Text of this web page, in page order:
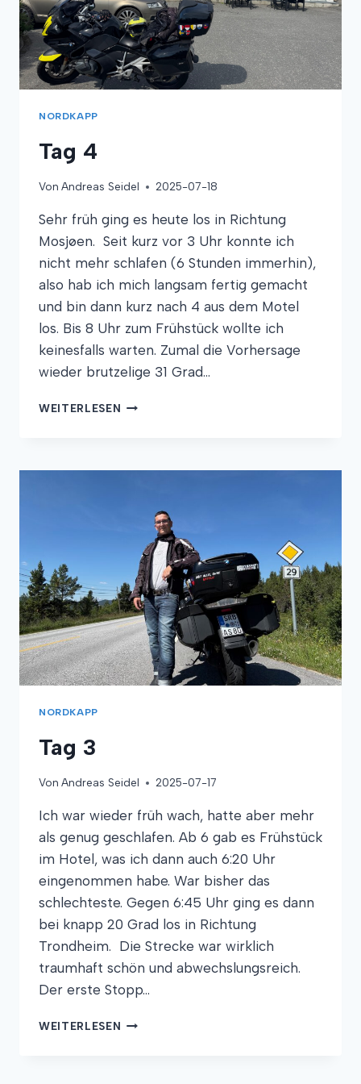
NORDKAPP
Tag 4
Von Andreas Seidel 2025-07-18
Sehr früh ging es heute los in Richtung
Mosjøen. Seit kurz vor 3 Uhr konnte ich
nicht mehr schlafen (6 Stunden immerhin),
also hab ich mich langsam fertig gemacht
und bin dann kurz nach 4 aus dem Motel
los. Bis 8 Uhr zum Frühstück wollte ich
keinesfalls warten. Zumal die Vorhersage
wieder brutzelige 31 Grad…
WEITERLESEN TAG
NORDKAPP
Tag 3
Von Andreas Seidel 2025-07-17
Ich war wieder früh wach, hatte aber mehr
als genug geschlafen. Ab 6 gab es Frühstück
im Hotel, was ich dann auch 6:20 Uhr
eingenommen habe. War bisher das
schlechteste. Gegen 6:45 Uhr ging es dann
bei knapp 20 Grad los in Richtung
Trondheim. Die Strecke war wirklich
traumhaft schön und abwechslungsreich.
Der erste Stopp…
WEITERLESEN TAG